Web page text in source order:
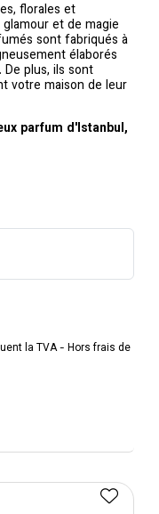
florales et
et de magie
sont fabriqués à
élaborés
plus, ils sont
votre maison de leur
parfum d'Istanbul,
la TVA - Hors frais de